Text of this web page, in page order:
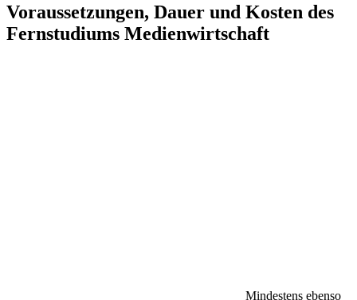
Voraussetzungen, Dauer und Kosten des
Fernstudiums Medienwirtschaft
Mindestens ebenso